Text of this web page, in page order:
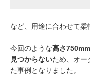
など、用途に合わせて柔
今回のような高さ
見つからないため、オー
た事例となりました。